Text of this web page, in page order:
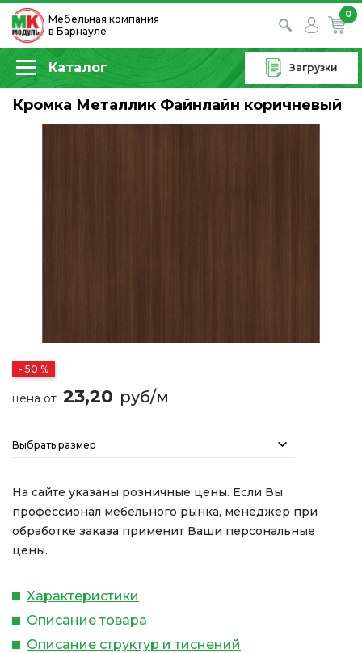
Мебельная компания
в Барнауле
0
Каталог Загрузки
Кромка Металлик Файнлайн коричневый
- 50 %
цена от 23,20 руб/м
Выбрать размер
На сайте указаны розничные цены. Если Вы
профессионал мебельного рынка, менеджер при
обработке заказа применит Ваши персональные
цены.
Характеристики
Описание товара
Описание структур и тиснений